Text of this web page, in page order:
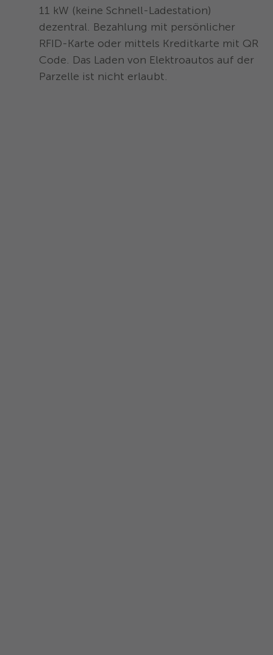
11 kW (keine Schnell-Ladestation)
dezentral. Bezahlung mit persönlicher
RFID-Karte oder mittels Kreditkarte mit QR
Code. Das Laden von Elektroautos auf der
Parzelle ist nicht erlaubt.